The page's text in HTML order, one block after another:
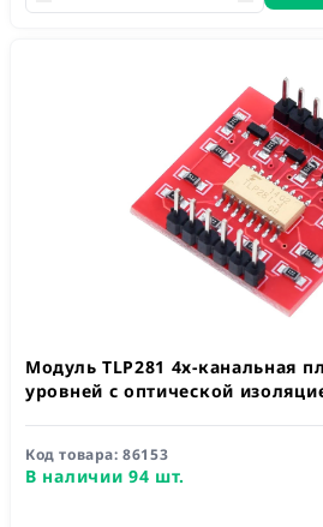
Модуль TLP281 4х-канальная
уровней с оптической
Код товара:86153
В наличии 94 шт.